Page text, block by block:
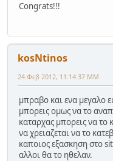
Congrats!!!
kosNtinos
24 Φεβ 2012, 11:14:37 ΜΜ
μπραβο και ενα μεγαλο
μπορεις ομως να το
καταρχας μπορεις να το
να χρειαζεται να το
καποιος εξασκηση στο
αλλοι θα το ηθελαν.